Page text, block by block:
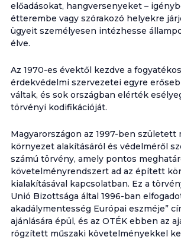
előadásokat, hangversenyeket –
étterembe vagy szórakozó helyekre
ügyeit személyesen intézhesse
élve.
Az 1970-es évektől kezdve a
érdekvédelmi szervezetei egyre
váltak, és sok országban elérték
törvényi kodifikációját.
Magyarországon az 1997-ben
környezet alakításáról és védelméről
számú törvény, amely pontos
követelményrendszert ad az épített
kialakításával kapcsolatban. Ez a
Unió Bizottsága által 1996-ban
akadálymentesség Európai eszméje”
ajánlására épül, és az OTÉK ebben az
rögzített műszaki követelményekkel